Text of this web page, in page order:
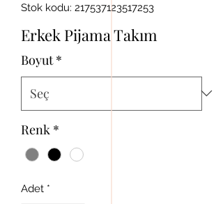
Stok kodu: 217537123517253
Erkek Pijama Takım
Boyut *
Renk *
Adet *